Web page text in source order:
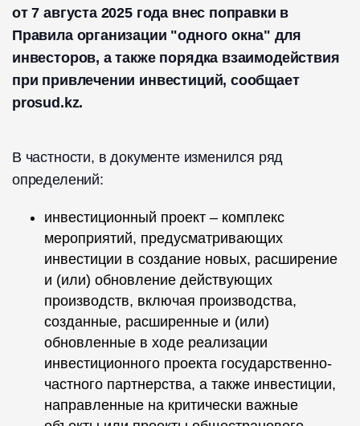
от 7 августа 2025 года внес поправки в
Правила организации "одного окна" для
инвесторов, а также порядка взаимодействия
при привлечении инвестиций, сообщает
prosud.kz.
В частности, в документе изменился ряд
определений:
инвестиционный проект – комплекс
мероприятий, предусматривающих
инвестиции в создание новых, расширение
и (или) обновление действующих
производств, включая производства,
созданные, расширенные и (или)
обновленные в ходе реализации
инвестиционного проекта государственно-
частного партнерства, а также инвестиции,
направленные на критически важные